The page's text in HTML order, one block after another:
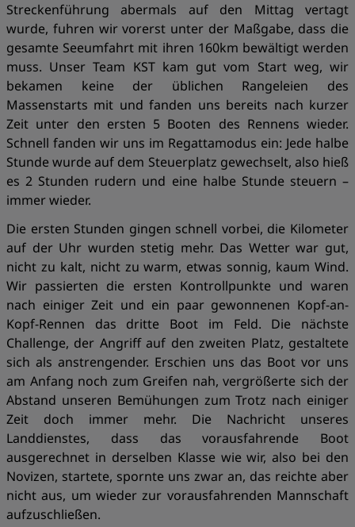
Streckenführung abermals auf den Mittag vertagt
wurde, fuhren wir vorerst unter der Maßgabe, dass die
gesamte Seeumfahrt mit ihren 160km bewältigt werden
muss. Unser Team KST kam gut vom Start weg, wir
bekamen keine der üblichen Rangeleien des
Massenstarts mit und fanden uns bereits nach kurzer
Zeit unter den ersten 5 Booten des Rennens wieder.
Schnell fanden wir uns im Regattamodus ein: Jede halbe
Stunde wurde auf dem Steuerplatz gewechselt, also hieß
es 2 Stunden rudern und eine halbe Stunde steuern –
immer wieder.
Die ersten Stunden gingen schnell vorbei, die Kilometer
auf der Uhr wurden stetig mehr. Das Wetter war gut,
nicht zu kalt, nicht zu warm, etwas sonnig, kaum Wind.
Wir passierten die ersten Kontrollpunkte und waren
nach einiger Zeit und ein paar gewonnenen Kopf-an-
Kopf-Rennen das dritte Boot im Feld. Die nächste
Challenge, der Angriff auf den zweiten Platz, gestaltete
sich als anstrengender. Erschien uns das Boot vor uns
am Anfang noch zum Greifen nah, vergrößerte sich der
Abstand unseren Bemühungen zum Trotz nach einiger
Zeit doch immer mehr. Die Nachricht unseres
Landdienstes, dass das vorausfahrende Boot
ausgerechnet in derselben Klasse wie wir, also bei den
Novizen, startete, spornte uns zwar an, das reichte aber
nicht aus, um wieder zur vorausfahrenden Mannschaft
aufzuschließen.